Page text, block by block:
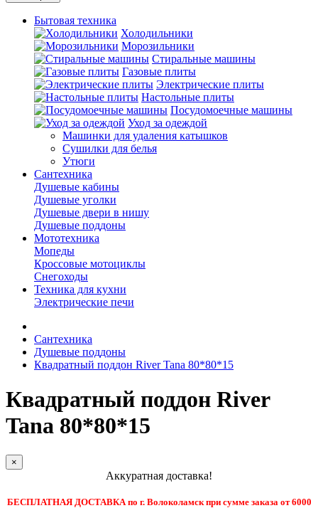
Бытовая техника
Холодильники
Морозильники
Стиральные машины
Газовые плиты
Электрические плиты
Настольные плиты
Посудомоечные машины
Уход за одеждой
Машинки для удаления катышков
Сушилки для белья
Утюги
Сантехника
Душевые кабины
Душевые уголки
Душевые двери в нишу
Душевые поддоны
Мототехника
Мопеды
Кроссовые мотоциклы
Снегоходы
Техника для кухни
Электрические печи
Сантехника
Душевые поддоны
Квадратный поддон River Tana 80*80*15
Квадратный поддон River
Tana 80*80*15
×
Аккуратная доставка!
БЕСПЛАТНАЯ ДОСТАВКА по г. Волоколамск при сумме заказа от 6000